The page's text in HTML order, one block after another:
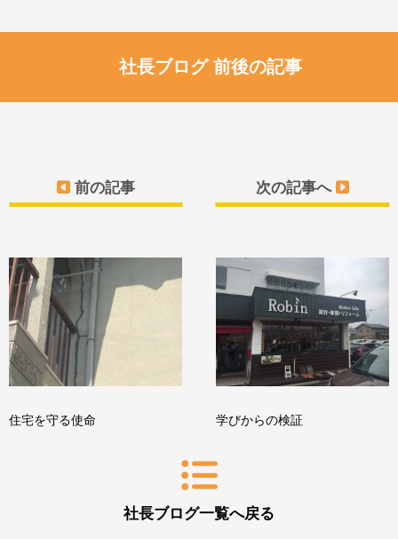
社長ブログ 前後の記事
前の記事
住宅を守る使命
社長ブログ一覧へ戻る
次の記事へ
学びからの検証